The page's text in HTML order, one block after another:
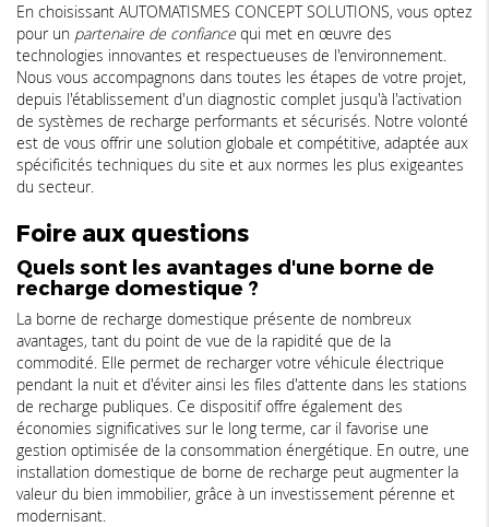
En choisissant AUTOMATISMES CONCEPT SOLUTIONS, vous optez
pour un partenaire de confiance qui met en œuvre des
technologies innovantes et respectueuses de l'environnement.
Nous vous accompagnons dans toutes les étapes de votre projet,
depuis l'établissement d'un diagnostic complet jusqu'à l'activation
de systèmes de recharge performants et sécurisés. Notre volonté
est de vous offrir une solution globale et compétitive, adaptée aux
spécificités techniques du site et aux normes les plus exigeantes
du secteur.
Foire aux questions
Quels sont les avantages d'une borne de
recharge domestique ?
La borne de recharge domestique présente de nombreux
avantages, tant du point de vue de la rapidité que de la
commodité. Elle permet de recharger votre véhicule électrique
pendant la nuit et d'éviter ainsi les files d'attente dans les stations
de recharge publiques. Ce dispositif offre également des
économies significatives sur le long terme, car il favorise une
gestion optimisée de la consommation énergétique. En outre, une
installation domestique de borne de recharge peut augmenter la
valeur du bien immobilier, grâce à un investissement pérenne et
modernisant.